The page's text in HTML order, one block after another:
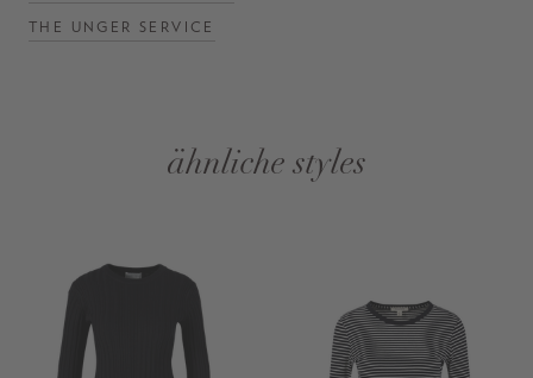
THE UNGER SERVICE
ähnliche styles